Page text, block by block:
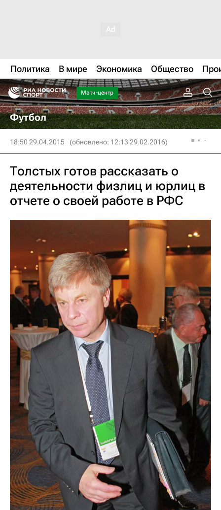
Политика В мире Экономика Общество
Матч-центр
Футбол
18:50 29.04.2015 (обновлено: 12:13 29.02.2016)
Толстых готов рассказать о
деятельности физлиц и юрлиц в
отчете о своей работе в РФС